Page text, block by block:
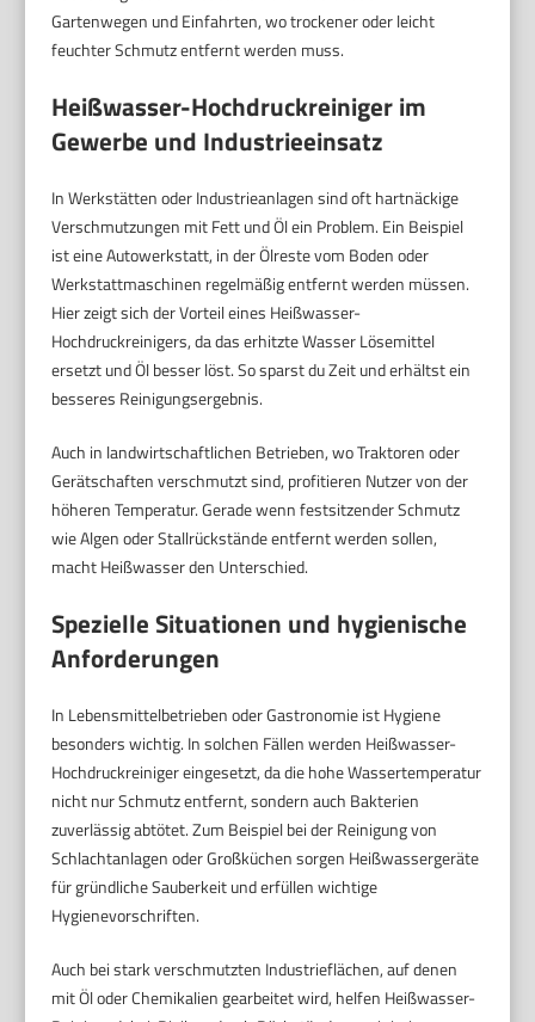
Gartenwegen und Einfahrten, wo trockener oder leicht
feuchter Schmutz entfernt werden muss.
Heißwasser-Hochdruckreiniger im
Gewerbe und Industrieeinsatz
In Werkstätten oder Industrieanlagen sind oft hartnäckige
Verschmutzungen mit Fett und Öl ein Problem. Ein Beispiel
ist eine Autowerkstatt, in der Ölreste vom Boden oder
Werkstattmaschinen regelmäßig entfernt werden müssen.
Hier zeigt sich der Vorteil eines Heißwasser-
Hochdruckreinigers, da das erhitzte Wasser Lösemittel
ersetzt und Öl besser löst. So sparst du Zeit und erhältst ein
besseres Reinigungsergebnis.
Auch in landwirtschaftlichen Betrieben, wo Traktoren oder
Gerätschaften verschmutzt sind, profitieren Nutzer von der
höheren Temperatur. Gerade wenn festsitzender Schmutz
wie Algen oder Stallrückstände entfernt werden sollen,
macht Heißwasser den Unterschied.
Spezielle Situationen und hygienische
Anforderungen
In Lebensmittelbetrieben oder Gastronomie ist Hygiene
besonders wichtig. In solchen Fällen werden Heißwasser-
Hochdruckreiniger eingesetzt, da die hohe Wassertemperatur
nicht nur Schmutz entfernt, sondern auch Bakterien
zuverlässig abtötet. Zum Beispiel bei der Reinigung von
Schlachtanlagen oder Großküchen sorgen Heißwassergeräte
für gründliche Sauberkeit und erfüllen wichtige
Hygienevorschriften.
Auch bei stark verschmutzten Industrieflächen, auf denen
mit Öl oder Chemikalien gearbeitet wird, helfen Heißwasser-